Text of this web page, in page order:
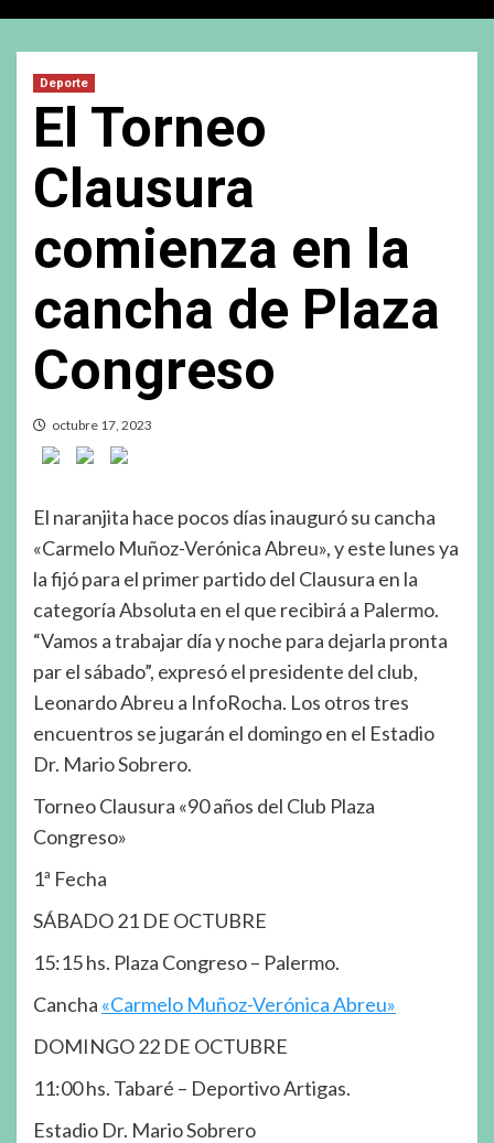
Deporte
El Torneo
Clausura
comienza en la
cancha de Plaza
Congreso
octubre 17, 2023
El naranjita hace pocos días inauguró su cancha
«Carmelo Muñoz-Verónica Abreu», y este lunes ya
la fijó para el primer partido del Clausura en la
categoría Absoluta en el que recibirá a Palermo.
“Vamos a trabajar día y noche para dejarla pronta
par el sábado”, expresó el presidente del club,
Leonardo Abreu a InfoRocha. Los otros tres
encuentros se jugarán el domingo en el Estadio
Dr. Mario Sobrero.
Torneo Clausura «90 años del Club Plaza
Congreso»
1ª Fecha
SÁBADO 21 DE OCTUBRE
15:15 hs. Plaza Congreso – Palermo.
Cancha «Carmelo Muñoz-Verónica Abreu»
DOMINGO 22 DE OCTUBRE
11:00 hs. Tabaré – Deportivo Artigas.
Estadio Dr. Mario Sobrero